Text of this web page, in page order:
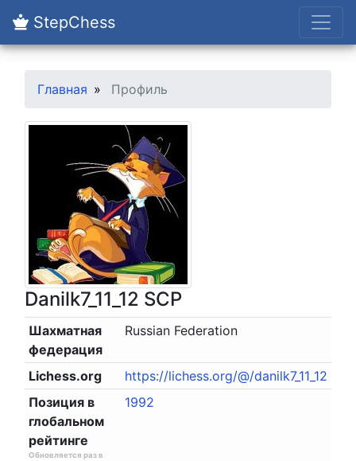
StepChess
Главная Профиль
Danilk7_11_12 SCP
Шахматная
федерация
Russian Federation
Lichess.org
https://lichess.org/@/danilk7_11_12
Позиция в
глобальном
рейтинге
Обновляется раз в
1992